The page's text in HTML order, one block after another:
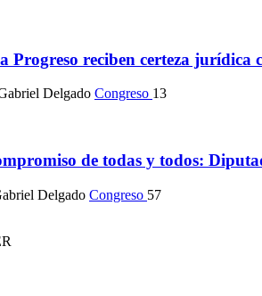
Progreso reciben certeza jurídica
Delgado Congreso 13
de todas y todos:
Delgado Congreso 57